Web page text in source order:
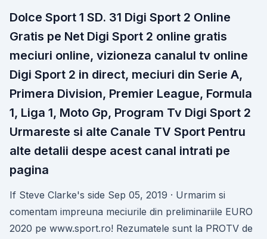
Dolce Sport 1 SD. 31 Digi Sport 2 Online
Gratis pe Net Digi Sport 2 online gratis
meciuri online, vizioneza canalul tv online
Digi Sport 2 in direct, meciuri din Serie A,
Primera Division, Premier League, Formula
1, Liga 1, Moto Gp, Program Tv Digi Sport 2
Urmareste si alte Canale TV Sport Pentru
alte detalii despe acest canal intrati pe
pagina
If Steve Clarke's side Sep 05, 2019 · Urmarim si
comentam impreuna meciurile din preliminariile EURO
2020 pe www.sport.ro! Rezumatele sunt la PROTV de